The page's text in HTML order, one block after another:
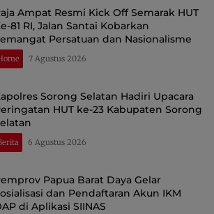
Ampat Resmi Kick Off Semarak HUT
81 RI, Jalan Santai Kobarkan
Persatuan dan Nasionalisme
7 Agustus 2026
Sorong Selatan Hadiri Upacara
HUT ke-23 Kabupaten Sorong
6 Agustus 2026
Papua Barat Daya Gelar
dan Pendaftaran Akun IKM
di Aplikasi SIINAS